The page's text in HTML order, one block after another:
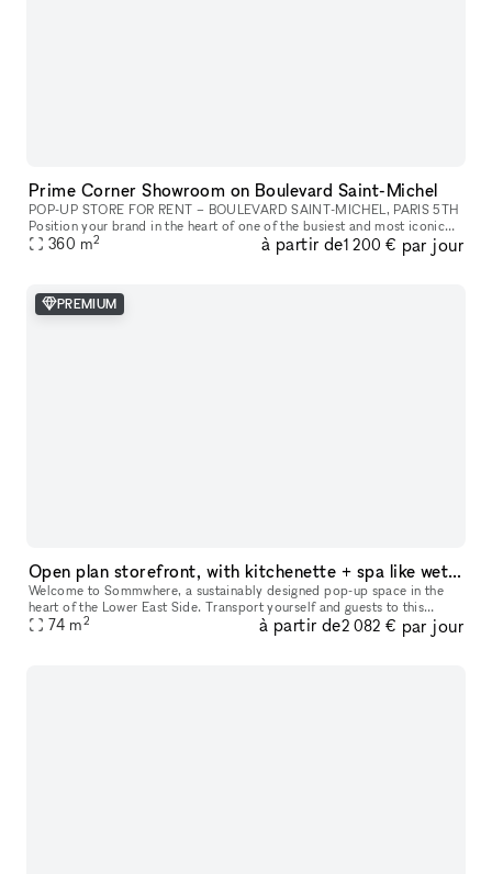
Prime Corner Showroom on Boulevard Saint-Michel
POP-UP STORE FOR RENT – BOULEVARD SAINT-MICHEL, PARIS 5TH
Position your brand in the heart of one of the busiest and most iconic
locations on Paris’s Left Bank. This retail space enjoys a prime loc
360 m2 à partir de1 200 € par jour
PREMIUM
Open plan storefront, with kitchenette + spa like wetroom. A unique NY showroom.
Welcome to Sommwhere, a sustainably designed pop-up space in the
heart of the Lower East Side. Transport yourself and guests to this
stylish, minimalist space conveniently located on Ludlow between H
74 m2 à partir de2 082 € par jour